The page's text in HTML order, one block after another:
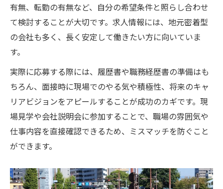
経験を活かす宅地造成分野の働き方
現場経験者が宅地造成求人で評価される理
由
転職希望者必見の土木業界の動き
宅地造成求人から見る土木業界の最新動向
転職者が注目する土木業界の変化とは
宅地造成求人で知る業界の将来性
土木業界の人材ニーズと宅地造成求人
有無、転勤の有無など、自分の希望条件と照らし合わせ
て検討することが大切です。求人情報には、地元密着型
の会社も多く、長く安定して働きたい方に向いていま
す。
実際に応募する際には、履歴書や職務経歴書の準備はも
ちろん、面接時に現場でのやる気や積極性、将来のキャ
リアビジョンをアピールすることが成功のカギです。現
場見学や会社説明会に参加することで、職場の雰囲気や
仕事内容を直接確認できるため、ミスマッチを防ぐこと
ができます。